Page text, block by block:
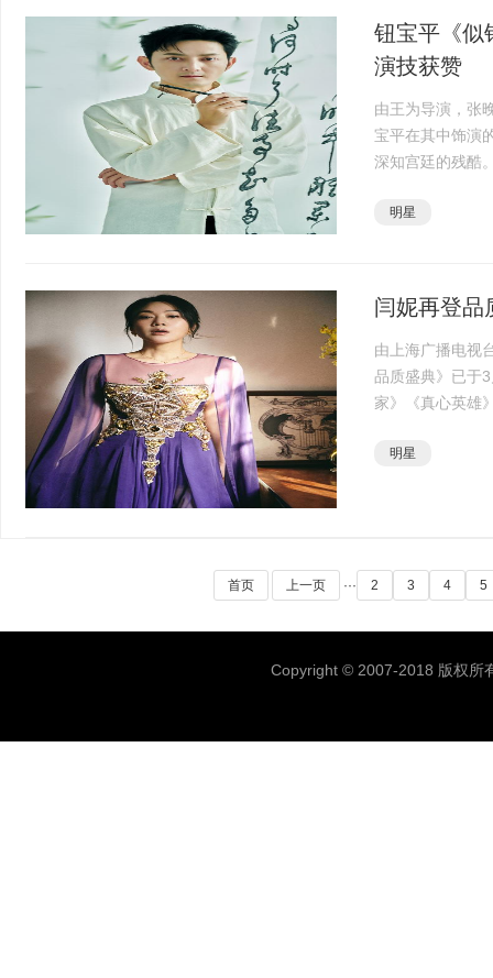
钮宝平《似
演技获赞
由王为导演，张
宝平在其中饰演
深知宫廷的残酷
得皇上龙颜大怒
明星
闫妮再登品
由上海广播电视
品质盛典》已于
家》《真心英雄
星”奖项，这也是
明星
首页 上一页 ··· 2 3 4 5
Copyright © 2007-2018 版权所